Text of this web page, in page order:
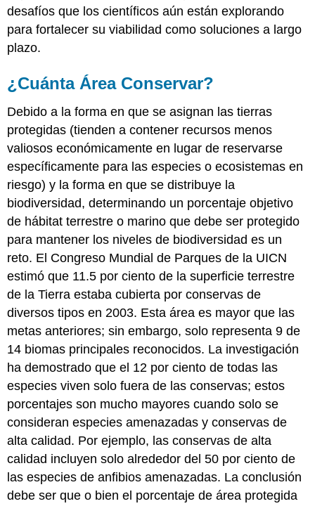
desafíos que los científicos aún están explorando
para fortalecer su viabilidad como soluciones a largo
plazo.
¿Cuánta Área Conservar?
Debido a la forma en que se asignan las tierras
protegidas (tienden a contener recursos menos
valiosos económicamente en lugar de reservarse
específicamente para las especies o ecosistemas en
riesgo) y la forma en que se distribuye la
biodiversidad, determinando un porcentaje objetivo
de hábitat terrestre o marino que debe ser protegido
para mantener los niveles de biodiversidad es un
reto. El Congreso Mundial de Parques de la UICN
estimó que 11.5 por ciento de la superficie terrestre
de la Tierra estaba cubierta por conservas de
diversos tipos en 2003. Esta área es mayor que las
metas anteriores; sin embargo, solo representa 9 de
14 biomas principales reconocidos. La investigación
ha demostrado que el 12 por ciento de todas las
especies viven solo fuera de las conservas; estos
porcentajes son mucho mayores cuando solo se
consideran especies amenazadas y conservas de
alta calidad. Por ejemplo, las conservas de alta
calidad incluyen solo alrededor del 50 por ciento de
las especies de anfibios amenazadas. La conclusión
debe ser que o bien el porcentaje de área protegida